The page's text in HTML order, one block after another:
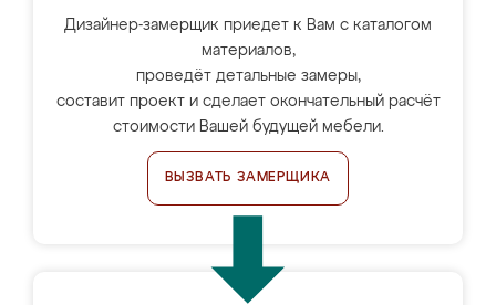
Дизайнер-замерщик приедет к Вам с каталогом
материалов,
проведёт детальные замеры,
составит проект и сделает окончательный расчёт
стоимости Вашей будущей мебели.
ВЫЗВАТЬ ЗАМЕРЩИКА